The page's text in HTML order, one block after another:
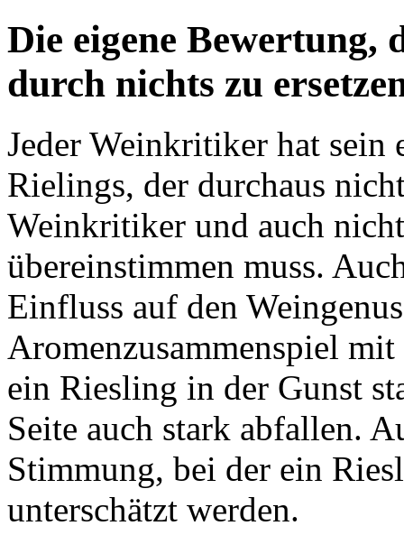
Die eigene Bewertung,
durch nichts zu
Jeder Weinkritiker hat sein
Rielings, der durchaus
Weinkritiker und auch
übereinstimmen muss.
Einfluss auf den
Aromenzusammenspiel
ein Riesling in der Gunst
Seite auch stark abfallen.
Stimmung, bei der ein
unterschätzt werden.